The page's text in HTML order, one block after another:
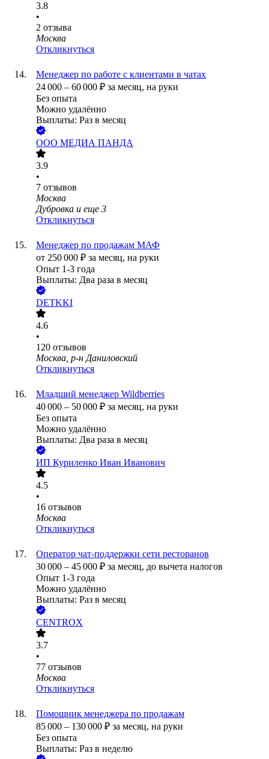
3.8
•
2 отзыва
Москва
Откликнуться
Менеджер по работе с клиентами в чатах
24 000 – 60 000 ₽ за месяц, на руки
Без опыта
Можно удалённо
Выплаты: Раз в месяц
ООО МЕДИА ПАНДА
3.9
•
7 отзывов
Москва
Дубровка и еще 3
Откликнуться
Менеджер по продажам МАФ
от 250 000 ₽ за месяц, на руки
Опыт 1-3 года
Выплаты: Два раза в месяц
DETKKI
4.6
•
120 отзывов
Москва, р-н Даниловский
Откликнуться
Младший менеджер Wildberries
40 000 – 50 000 ₽ за месяц, на руки
Без опыта
Можно удалённо
Выплаты: Два раза в месяц
ИП Куриленко Иван Иванович
4.5
•
16 отзывов
Москва
Откликнуться
Оператор чат-поддержки сети ресторанов
30 000 – 45 000 ₽ за месяц, до вычета налогов
Опыт 1-3 года
Можно удалённо
Выплаты: Раз в месяц
CENTROX
3.7
•
77 отзывов
Москва
Откликнуться
Помощник менеджера по продажам
85 000 – 130 000 ₽ за месяц, на руки
Без опыта
Выплаты: Раз в неделю